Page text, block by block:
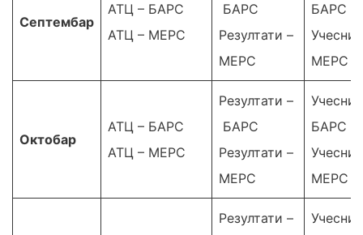
Септембар
АТЦ – БАРС
АТЦ – МЕРС
БАРС
Резултати –
МЕРС
БАРС
МЕРС
Октобар
АТЦ – БАРС
АТЦ – МЕРС
Резултати –
БАРС
Резултати –
МЕРС
БАРС
МЕРС
Резултати –